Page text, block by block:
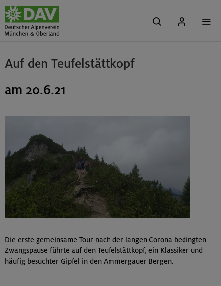
Auf den Teufelstättkopf
am 20.6.21
Die erste gemeinsame Tour nach der langen Corona bedingten
Zwangspause führte auf den Teufelstättkopf, ein Klassiker und
häufig besuchter Gipfel in den Ammergauer Bergen.